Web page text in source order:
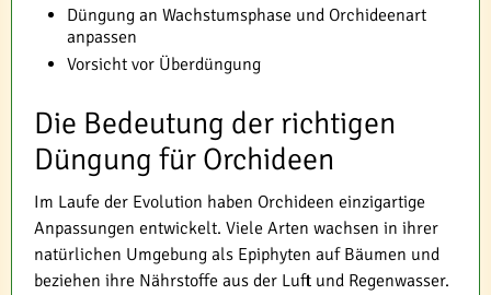
Düngung an Wachstumsphase und Orchideenart
anpassen
Vorsicht vor Überdüngung
Die Bedeutung der richtigen
Düngung für Orchideen
Im Laufe der Evolution haben Orchideen einzigartige
Anpassungen entwickelt. Viele Arten wachsen in ihrer
natürlichen Umgebung als Epiphyten auf Bäumen und
beziehen ihre Nährstoffe aus der Luft und Regenwasser.